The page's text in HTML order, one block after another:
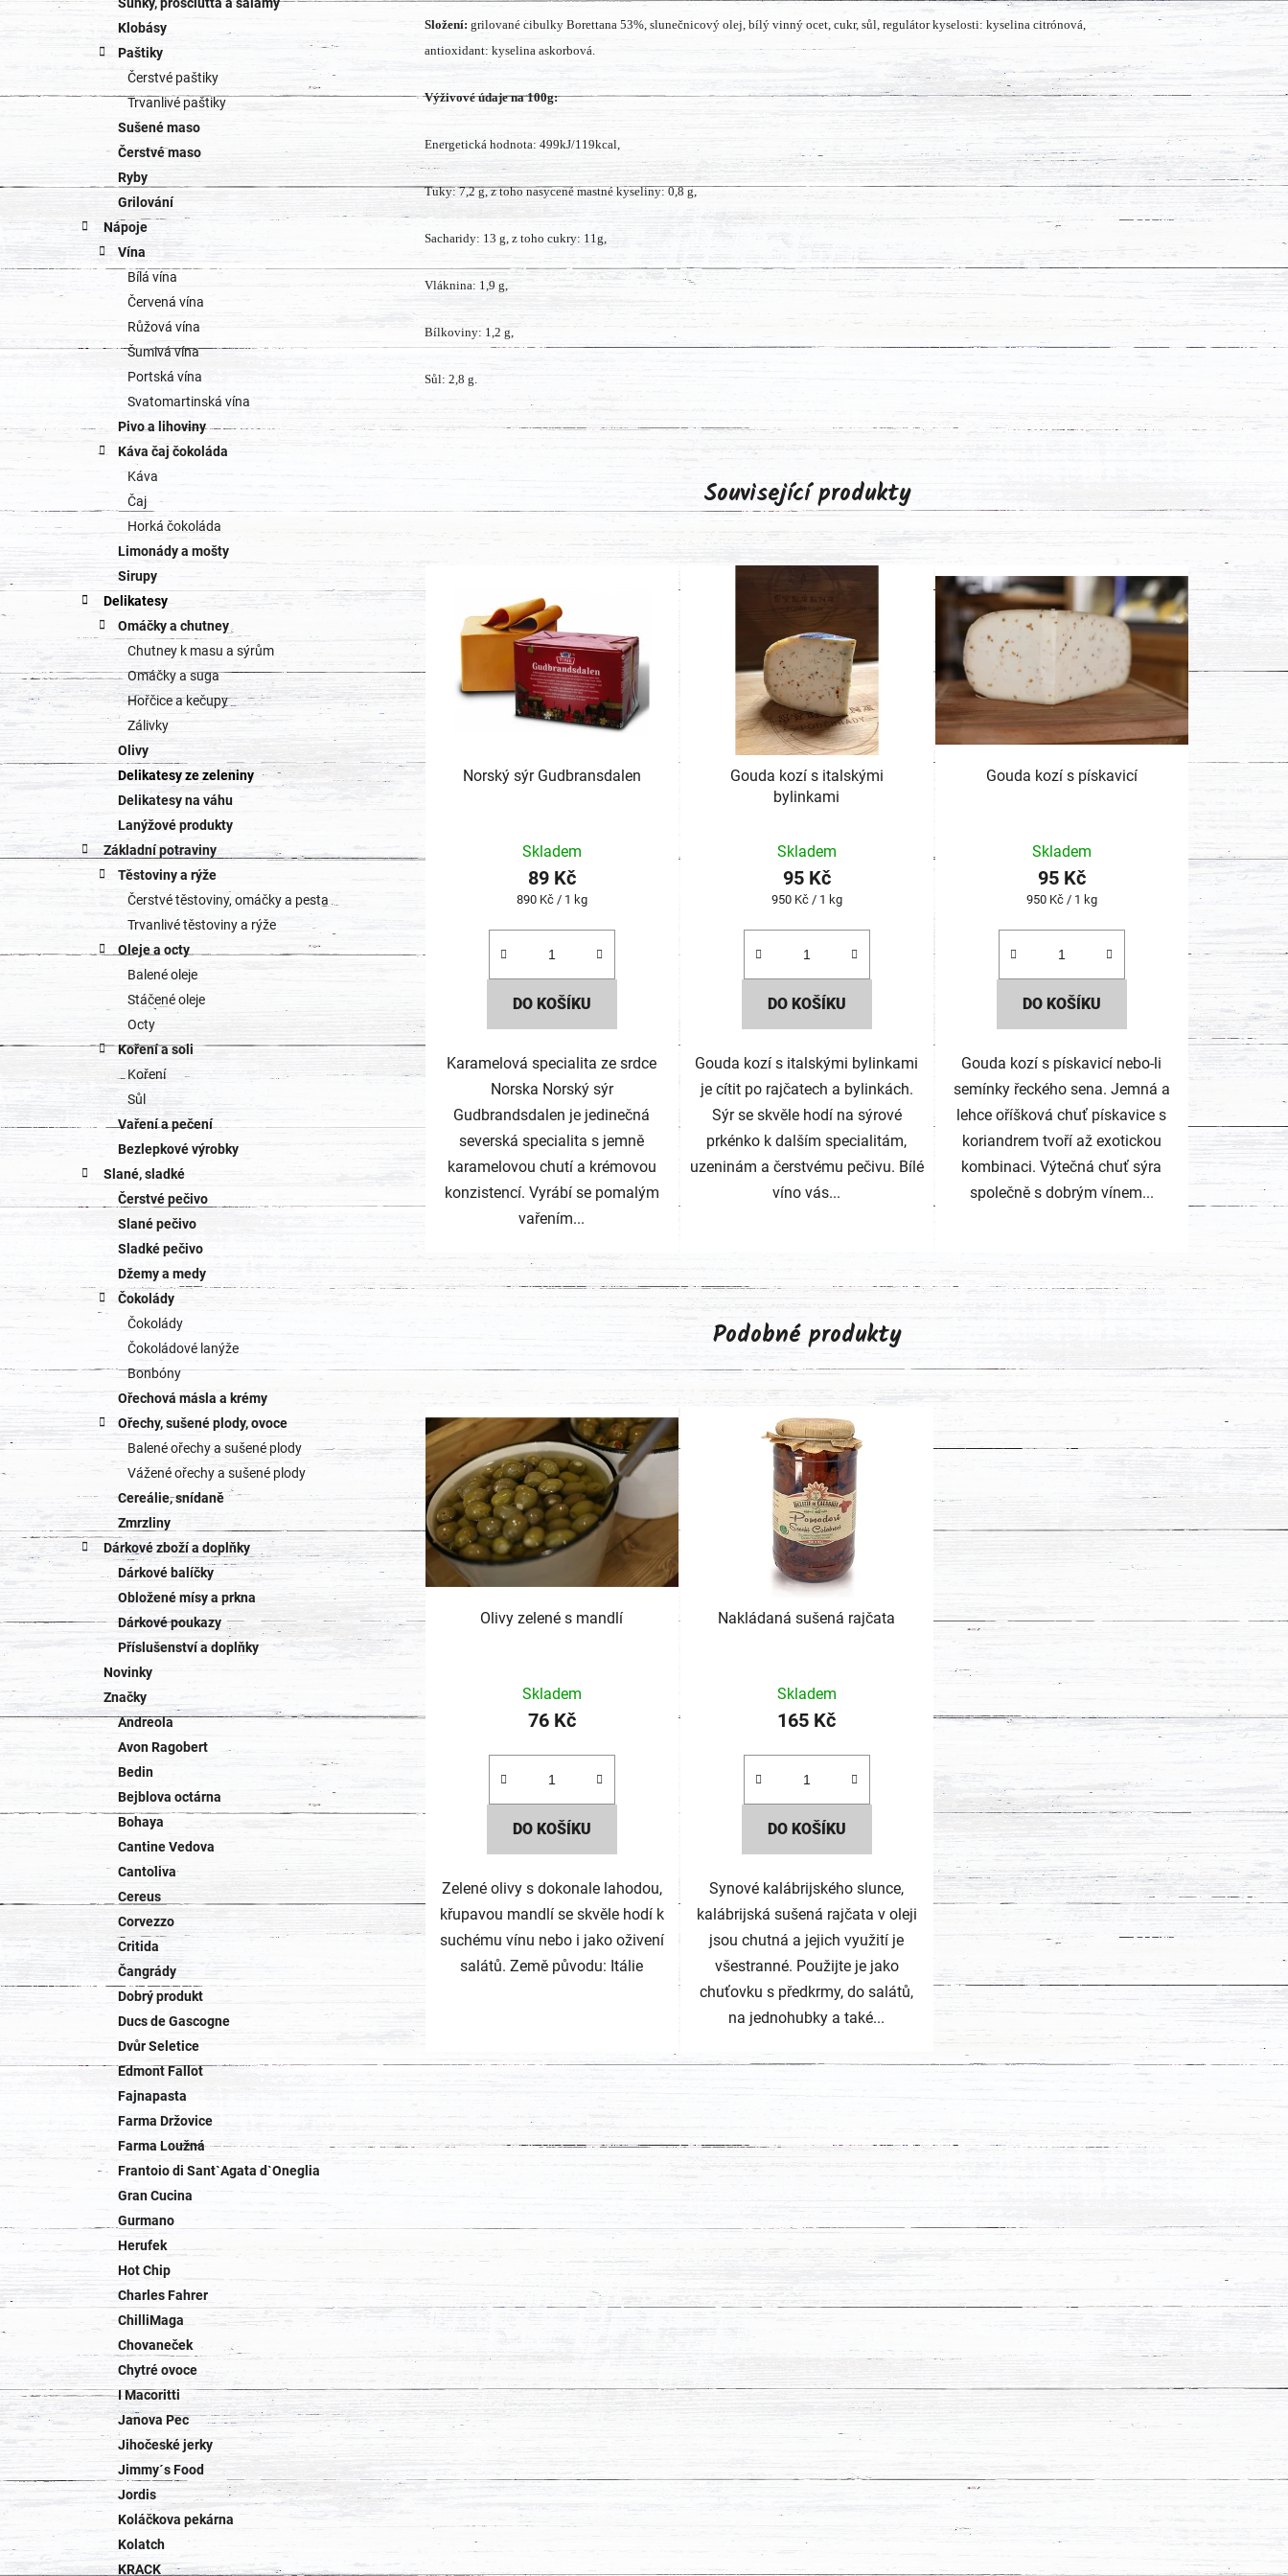
Klobásy
Paštiky
Čerstvé paštiky
Trvanlivé paštiky
Sušené maso
Čerstvé maso
Ryby
Grilování
Nápoje
Vína
Bílá vína
Červená vína
Růžová vína
Šumivá vína
Portská vína
Svatomartinská vína
Pivo a lihoviny
Káva čaj čokoláda
Káva
Čaj
Horká čokoláda
Limonády a mošty
Sirupy
Delikatesy
Omáčky a chutney
Chutney k masu a sýrům
Omáčky a suga
Hořčice a kečupy
Zálivky
Olivy
Delikatesy ze zeleniny
Delikatesy na váhu
Lanýžové produkty
Základní potraviny
Těstoviny a rýže
Čerstvé těstoviny, omáčky a pesta
Trvanlivé těstoviny a rýže
Oleje a octy
Balené oleje
Stáčené oleje
Octy
Koření a soli
Koření
Sůl
Vaření a pečení
Bezlepkové výrobky
Slané, sladké
Čerstvé pečivo
Slané pečivo
Sladké pečivo
Džemy a medy
Čokolády
Čokolády
Čokoládové lanýže
Bonbóny
Ořechová másla a krémy
Ořechy, sušené plody, ovoce
Balené ořechy a sušené plody
Vážené ořechy a sušené plody
Cereálie, snídaně
Zmrzliny
Dárkové zboží a doplňky
Dárkové balíčky
Obložené mísy a prkna
Dárkové poukazy
Příslušenství a doplňky
Novinky
Značky
Andreola
Avon Ragobert
Bedin
Bejblova octárna
Bohaya
Cantine Vedova
Cantoliva
Cereus
Corvezzo
Critida
Čangrády
Dobrý produkt
Ducs de Gascogne
Dvůr Seletice
Edmont Fallot
Fajnapasta
Farma Držovice
Farma Loužná
Frantoio di Sant`Agata d`Oneglia
Gran Cucina
Gurmano
Herufek
Hot Chip
Charles Fahrer
ChilliMaga
Chovaneček
Chytré ovoce
I Macoritti
Janova Pec
Jihočeské jerky
Jimmy´s Food
Jordis
Koláčkova pekárna
Kolatch
KRACK
Složení: grilované cibulky Borettana 53%, slunečnicový olej, bílý vinný ocet, cukr, sůl, regulátor kyselosti: kyselina citrónová,
antioxidant: kyselina askorbová.
Výživové údaje na 100g:
Energetická hodnota: 499kJ/119kcal,
Tuky: 7,2 g,z toho nasycené mastné kyseliny: 0,8 g,
Sacharidy: 13 g, z toho cukry: 11g,
Vláknina: 1,9 g,
Bílkoviny: 1,2 g,
Sůl: 2,8 g.
Související produkty
Norský sýr Gudbransdalen
Skladem
89 Kč
Měrná
890 Kč / 1 kg
DO KOŠÍKU
Karamelová specialita ze srdce
Norska Norský sýr
Gudbrandsdalen je jedinečná
severská specialita s jemně
karamelovou chutí a krémovou
konzistencí. Vyrábí se pomalým
vařením...
Gouda kozí s italskými
bylinkami
hodnocení
produktu
z
5
Skladem
95 Kč
Měrná
950 Kč / 1 kg
DO KOŠÍKU
Gouda kozí s italskými bylinkami
je cítit po rajčatech a bylinkách.
Sýr se skvěle hodí na sýrové
prkénko k dalším specialitám,
uzeninám a čerstvému pečivu. Bílé
víno vás...
Gouda kozí s pískavicí
Skladem
95 Kč
Měrná
950 Kč / 1 kg
DO KOŠÍKU
Gouda kozí s pískavicí nebo-li
semínky řeckého sena. Jemná a
lehce oříšková chuť pískavice s
koriandrem tvoří až exotickou
kombinaci. Výtečná chuť sýra
společně s dobrým vínem...
Podobné produkty
Olivy zelené s mandlí
Skladem
76 Kč
DO KOŠÍKU
Zelené olivy s dokonale lahodou,
křupavou mandlí se skvěle hodí k
suchému vínu nebo i jako oživení
salátů. Země původu: Itálie
Nakládaná sušená rajčata
Skladem
165 Kč
DO KOŠÍKU
Synové kalábrijského slunce,
kalábrijská sušená rajčata v oleji
jsou chutná a jejich využití je
všestranné. Použijte je jako
chuťovku s předkrmy, do salátů,
na jednohubky a také...